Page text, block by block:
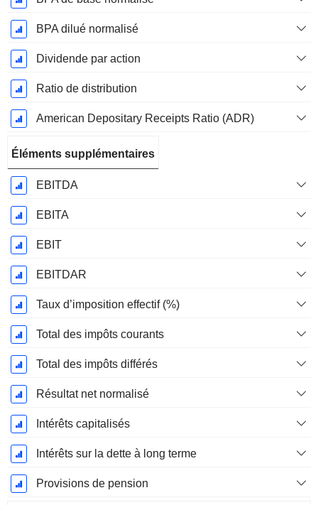
BPA dilué normalisé
Dividende par action
Ratio de distribution
American Depositary Receipts Ratio (ADR)
Éléments supplémentaires
EBITDA
EBITA
EBIT
EBITDAR
Taux d’imposition effectif (%)
Total des impôts courants
Total des impôts différés
Résultat net normalisé
Intérêts capitalisés
Intérêts sur la dette à long terme
Provisions de pension